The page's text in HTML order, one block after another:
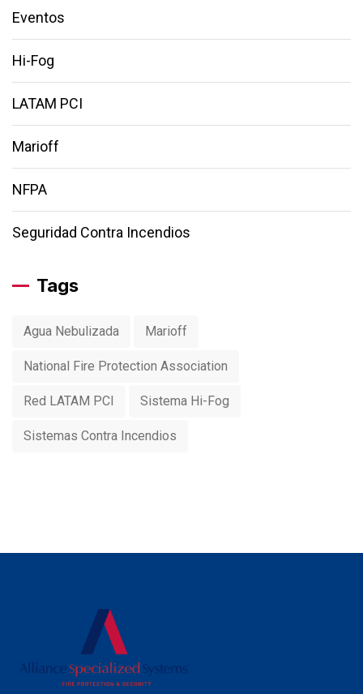
Eventos
Hi-Fog
LATAM PCI
Marioff
NFPA
Seguridad Contra Incendios
Tags
Agua Nebulizada Marioff
National Fire Protection Association
Red LATAM PCI Sistema Hi-Fog
Sistemas Contra Incendios